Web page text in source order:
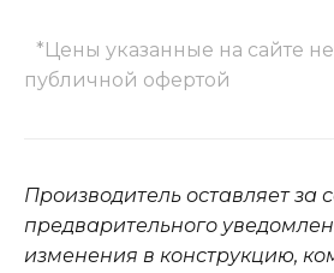
*Цены указанные на сайте
публичной офертой
Производитель оставляет за
предварительного
изменения в конструкцию,